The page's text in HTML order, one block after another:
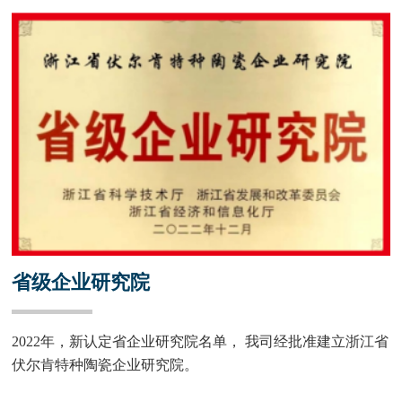
省级企业研究院
2022年，新认定省企业研究院名单， 我司经批准建立浙江省
伏尔肯特种陶瓷企业研究院。